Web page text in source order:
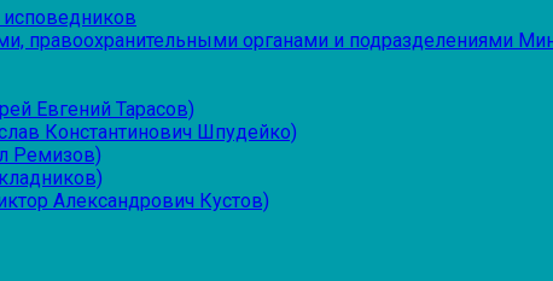
правоохранительными органами и подразделениями
Евгений Тарасов)
Константинович Шпудейко)
Ремизов)
Александрович Кустов)